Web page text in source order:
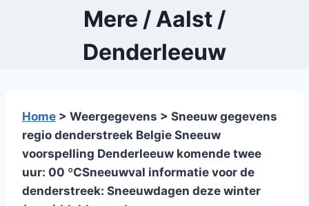
Mere / Aalst /
Denderleeuw
Home > Weergegevens > Sneeuw gegevens
regio denderstreek Belgie Sneeuw
voorspelling Denderleeuw komende twee
uur: 00 ºCSneeuwval informatie voor de
denderstreek: Sneeuwdagen deze winter